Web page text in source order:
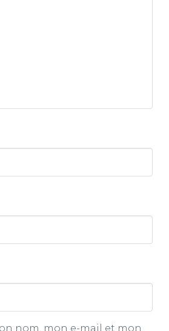
nom, mon e-mail et mon